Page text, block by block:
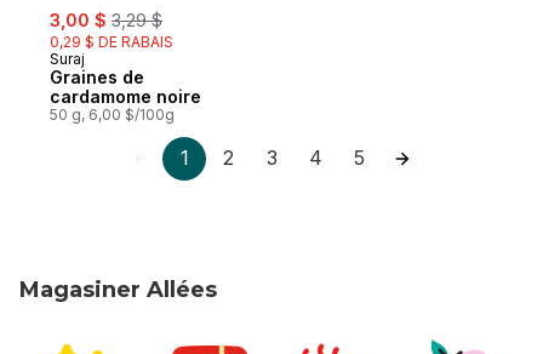
sale:
3,00 $ , formerly:
3,29 $
0,29 $ DE RABAIS
Suraj
Graines de
cardamome noire
50 g, 6,00 $/100g
1 2 3 4 5
Magasiner Allées